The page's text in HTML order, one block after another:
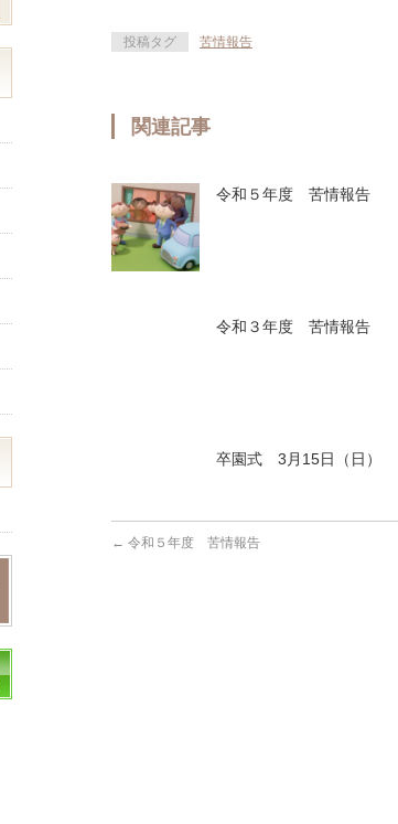
投稿タグ 苦情報告
関連記事
令和５年度 苦情報告
令和３年度 苦情報告
卒園式 3月15日（日）
← 令和５年度 苦情報告